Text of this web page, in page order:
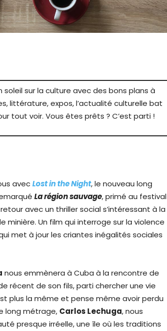
sur la culture avec des bons plans à
littérature, expos, l’actualité culturelle bat
tout voir. Vous êtes prêts ? C’est parti !
avecLost in the Night, le nouveau long
La région sauvage, primé au festival
avec un thriller social s’intéressant à la
minière. Un film qui interroge sur la violence
met à jour les criantes inégalités sociales
nous emmènera à Cuba à la rencontre de
récent de son fils, parti chercher une vie
plus la même et pense même avoir perdu
long métrage, Carlos Lechuga, nous
presque irréelle, une île où les traditions